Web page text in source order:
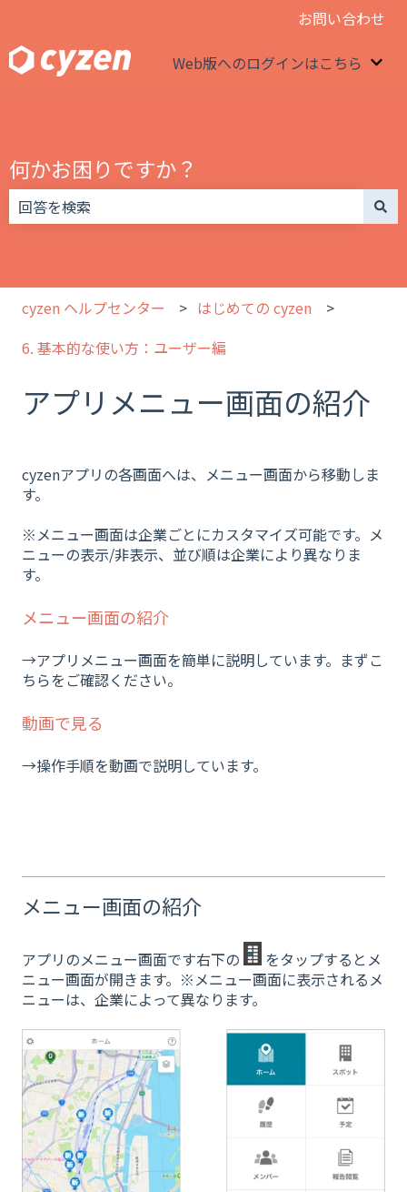
お問い合わせ
Web版へのログインはこちら
何かお困りですか？
cyzen ヘルプセンター
はじめての cyzen
6. 基本的な使い方：ユーザー編
アプリメニュー画面の紹介
cyzenアプリの各画面へは、メニュー画面から移動しま
す。
※メニュー画面は企業ごとにカスタマイズ可能です。メ
ニューの表示/非表示、並び順は企業により異なりま
す。
メニュー画面の紹介
→アプリメニュー画面を簡単に説明しています。まずこ
ちらをご確認ください。
動画で見る
→操作手順を動画で説明しています。
メニュー画面の紹介
アプリのメニュー画面です右下の
をタップするとメ
ニュー画面が開きます。※メニュー画面に表示されるメ
ニューは、企業によって異なります。